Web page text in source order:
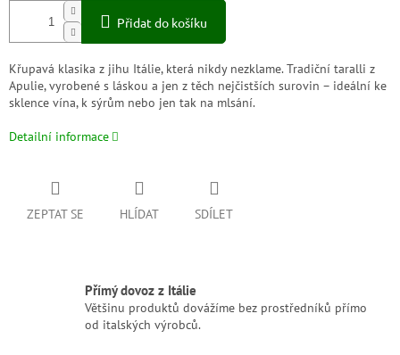
Přidat do košíku
Křupavá klasika z jihu Itálie, která nikdy nezklame. Tradiční taralli z
Apulie, vyrobené s láskou a jen z těch nejčistších surovin – ideální ke
sklence vína, k sýrům nebo jen tak na mlsání.
Detailní informace
ZEPTAT SE HLÍDAT SDÍLET
Přímý dovoz z Itálie
Většinu produktů dovážíme bez prostředníků přímo
od italských výrobců.